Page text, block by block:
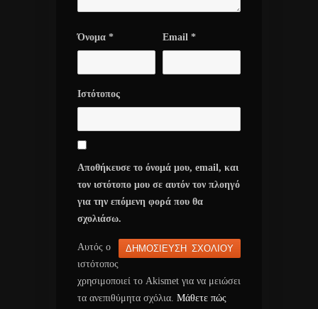
Όνομα * Email *
Ιστότοπος
Αποθήκευσε το όνομά μου, email, και
τον ιστότοπο μου σε αυτόν τον πλοηγό
για την επόμενη φορά που θα
σχολιάσω.
Αυτός ο
ιστότοπος
χρησιμοποιεί το Akismet για να μειώσει
τα ανεπιθύμητα σχόλια. Μάθετε πώς